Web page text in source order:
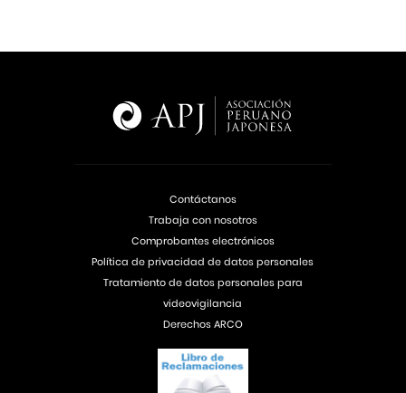
Contáctanos
Trabaja con nosotros
Comprobantes electrónicos
Política de privacidad de datos personales
Tratamiento de datos personales para
videovigilancia
Derechos ARCO